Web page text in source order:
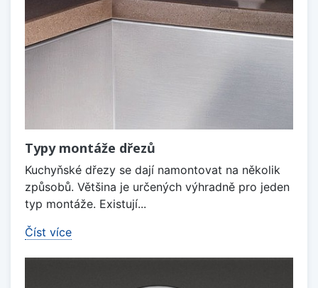
Typy montáže dřezů
Kuchyňské dřezy se dají namontovat na několik
způsobů. Většina je určených výhradně pro jeden
typ montáže. Existují...
Číst více